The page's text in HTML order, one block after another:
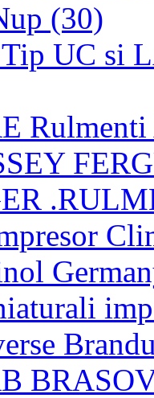
(30)
UC si